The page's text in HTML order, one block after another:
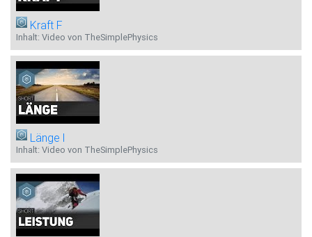
Kraft F
Inhalt: Video von TheSimplePhysics
Länge l
Inhalt: Video von TheSimplePhysics